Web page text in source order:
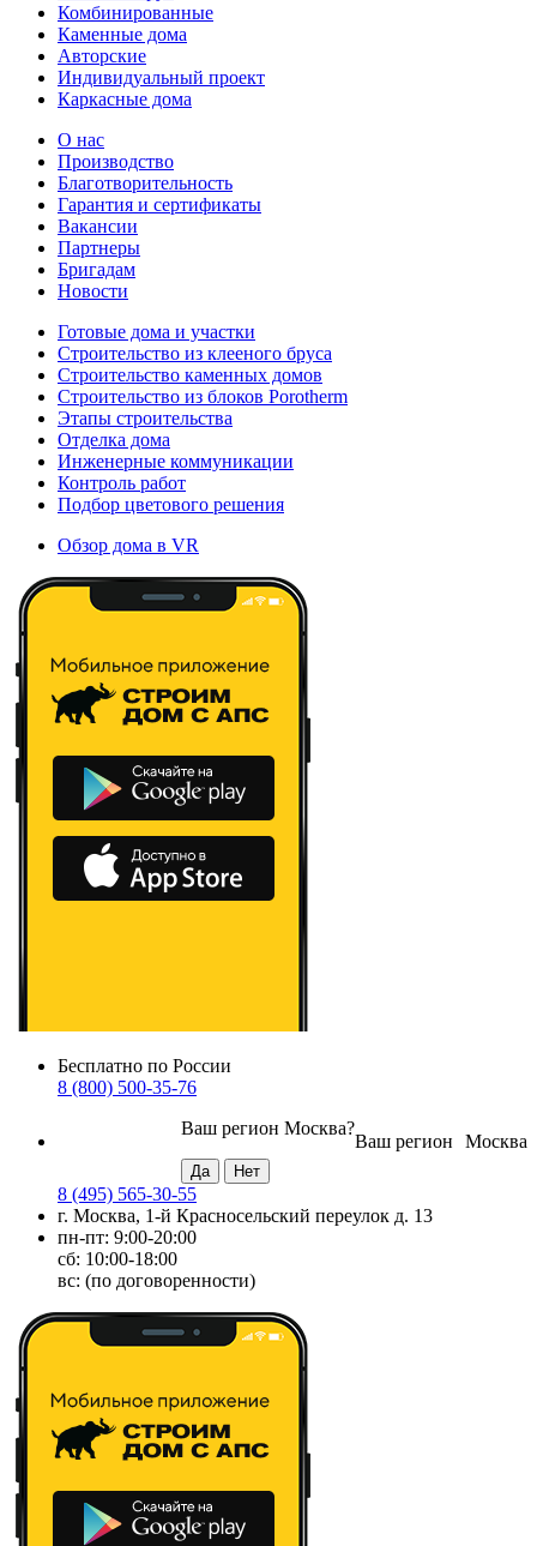
Комбинированные
Каменные дома
Авторские
Индивидуальный проект
Каркасные дома
О нас
Производство
Благотворительность
Гарантия и сертификаты
Вакансии
Партнеры
Бригадам
Новости
Готовые дома и участки
Строительство из клееного бруса
Строительство каменных домов
Строительство из блоков Porotherm
Этапы строительства
Отделка дома
Инженерные коммуникации
Контроль работ
Подбор цветового решения
Обзор дома в VR
Бесплатно по России
8 (800) 500-35-76
Москва
Ваш регион
Ваш регион Москва?
8 (495) 565-30-55
г. Москва, 1-й Красносельский переулок д. 13
пн-пт: 9:00-20:00
сб: 10:00-18:00
вс: (по договоренности)